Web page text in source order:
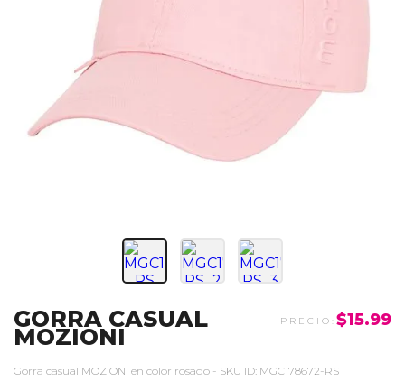
GORRA CASUAL
MOZIONI
$15.99
Gorra casual MOZIONI en color rosado - SKU ID: MGC178672-RS